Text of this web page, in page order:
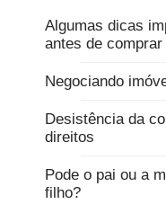
Algumas dicas
antes de
Negociando
Desistência da
direitos
Pode o pai ou a
filho?